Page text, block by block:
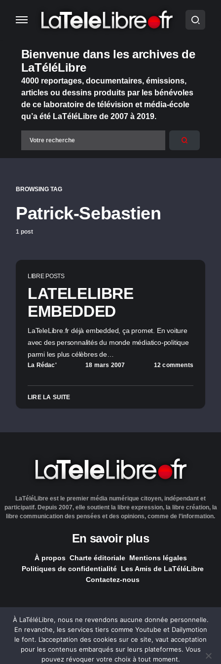
Bienvenue dans les archives de
LaTéléLibre
4000 reportages, documentaires, émissions,
articles ou dessins produits par les bénévoles
de ce laboratoire de télévision et média-école
qu’a été LaTéléLibre de 2007 à 2019.
BROWSING TAG
Patrick-Sebastien
1 post
LIBRE POSTS
LATELELIBRE
EMBEDDED
LaTeleLibre.fr déjà embedded, ça promet. En voiture
avec des personnalités du monde médiatico-politique
parmi les plus célèbres de…
La Rédac' 18 mars 2007 12 comments
LIRE LA SUITE
LaTéléLibre est le premier média numérique citoyen, indépendant et
participatif. Depuis 2007, elle soutient la libre expression, la libre création, la
libre communication des pensées et des opinions, comme de l’information.
En savoir plus
À propos Charte éditoriale Mentions légales
Politiques de confidentialité Les Amis de LaTéléLibre
Contactez-nous
LaTéléLibre.fr, ce site a été réalisé par l'agenceNOUS, Ouvert,
Utile & Simple
À LaTéléLibre, nous ne revendons aucune donnée personnelle.
En revanche, les services tiers comme Youtube et Dailymotion
le font. L’acceptation des cookies sur ce site, vaut acceptation
pour les contenus embarqués sur leurs plateformes. Vous
pouvez révoquer votre choix à tout moment.